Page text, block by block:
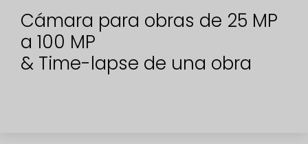
Cámara para obras de 25 MP
a 100 MP
& Time-lapse de una obra